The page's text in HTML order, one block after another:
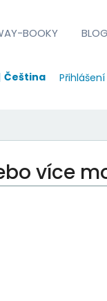
BOOKY BLOG
Čeština Přihlášení
více